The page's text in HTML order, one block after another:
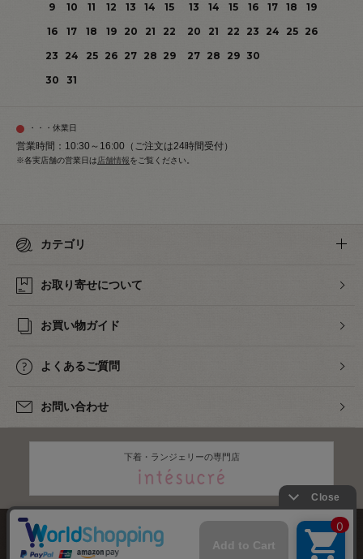
9
10 11 12 13 14
15
16
17 18 19 20 21
22
23
24 25 26 27 28 29
30
31
13
14 15 16 17 18
19
20
21 22 23 24 25
26
27 28 29 30
・・・休業日
営業時間：10:30～16:00（ご注文は24時間受付）
※各実店舗の営業日は店舗情報をご覧ください。
カテゴリ
お取り寄せについて
お買い物ガイド
よくあるご質問
お問い合わせ
下着・ランジェリーの専門店
株式会社オカダヤ